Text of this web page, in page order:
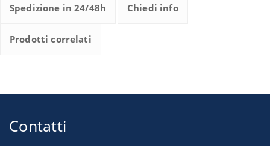
Spedizione in 24/48h Chiedi info
Prodotti correlati
Contatti